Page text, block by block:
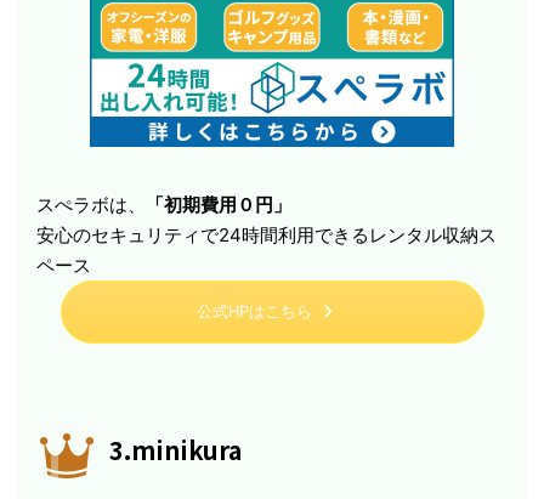
スぺラボは、
「初期費用０円」
安心のセキュリティで24時間利用できるレンタル収納ス
ペース
公式HPはこちら
3.minikura